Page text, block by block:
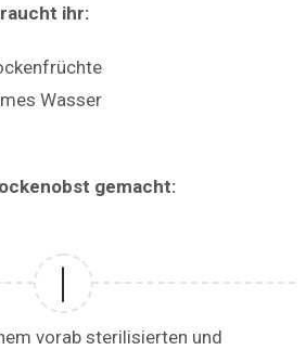
ihr:
Wasser
gemacht:
vorab sterilisierten und